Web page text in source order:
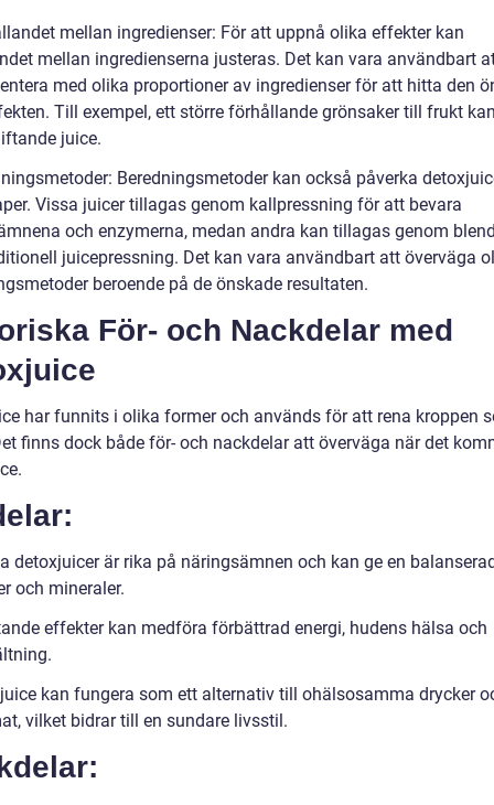
mellan ingredienser: För att uppnå olika effekter kan
mellan ingredienserna justeras. Det kan vara användbart
med olika proportioner av ingredienser för att hitta den
Till exempel, ett större förhållande grönsaker till frukt
juice.
Beredningsmetoder kan också påverka
Vissa juicer tillagas genom kallpressning för att bevara
och enzymerna, medan andra kan tillagas genom
juicepressning. Det kan vara användbart att överväga
beroende på de önskade resultaten.
För- och Nackdelar med
har funnits i olika former och används för att rena kroppen
finns dock både för- och nackdelar att överväga när det
detoxjuicer är rika på näringsämnen och kan ge en
och mineraler.
effekter kan medföra förbättrad energi, hudens hälsa och
kan fungera som ett alternativ till ohälsosamma drycker
vilket bidrar till en sundare livsstil.